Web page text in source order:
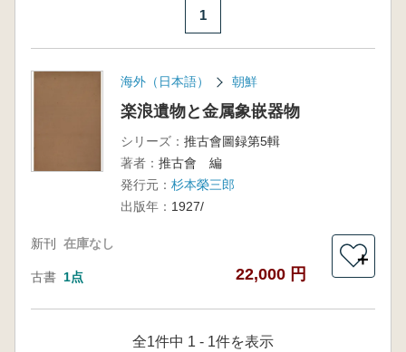
1
海外（日本語） 朝鮮
楽浪遺物と金属象嵌器物
シリーズ： 推古會圖録第5輯
著者： 推古會 編
発行元： 杉本榮三郎
出版年： 1927/
新刊 在庫なし
古書 1点 22,000 円
＋
全1件中 1 - 1件を表示